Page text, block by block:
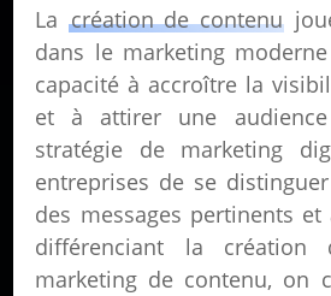
La création de contenu
dans le marketing
capacité à accroître la
et à attirer une audience
stratégie de marketing
entreprises de se
des messages pertinents et
différenciant la création
marketing de contenu, on